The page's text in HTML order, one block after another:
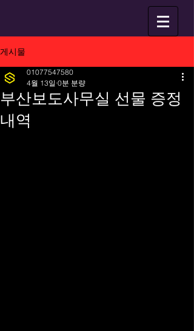
게시물
부산보도사무실 선물 증정
내역
01077547580
4월 13일 0분 분량